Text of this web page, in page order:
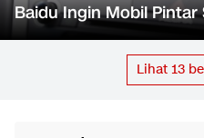
Baidu Ingin Mobil Pintar
Lihat 13